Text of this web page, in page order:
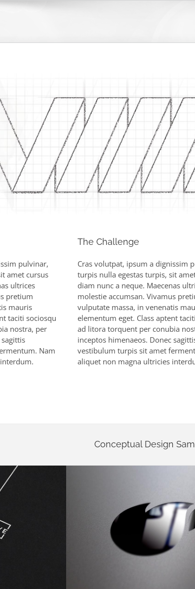
pulvinar,
amet cursus
ultrices
pretium
mauris
taciti sociosqu
nostra, per
Nam
The Challenge
Cras volutpat, ipsum a dignissim
turpis nulla egestas turpis, sit
diam nunc a neque. Maecenas
molestie accumsan. Vivamus
vulputate massa, in venenatis
elementum eget. Class aptent
ad litora torquent per conubia
inceptos himenaeos. Donec
vestibulum turpis sit amet
aliquet non magna ultricies
Conceptual Design